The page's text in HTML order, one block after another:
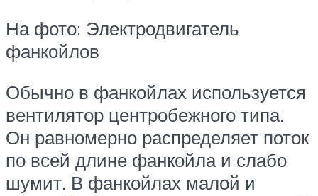
На фото: Электродвигатель
фанкойлов
Обычно в фанкойлах используется
вентилятор центробежного типа.
Он равномерно распределяет поток
по всей длине фанкойла и слабо
шумит. В фанкойлах малой и